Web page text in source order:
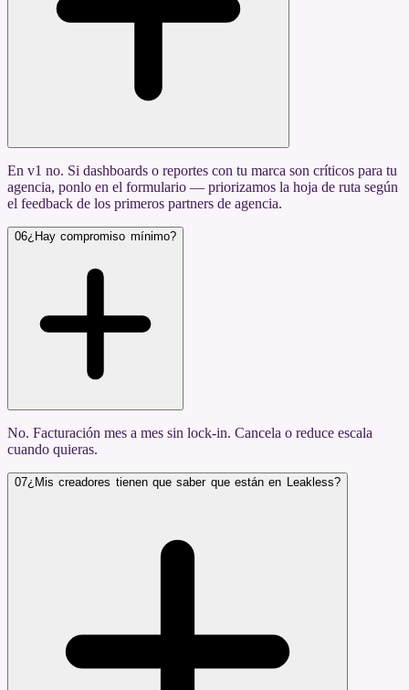
En v1 no. Si dashboards o reportes con tu marca son críticos para tu
agencia, ponlo en el formulario — priorizamos la hoja de ruta según
el feedback de los primeros partners de agencia.
06¿Hay compromiso mínimo?
No. Facturación mes a mes sin lock-in. Cancela o reduce escala
cuando quieras.
07¿Mis creadores tienen que saber que están en Leakless?